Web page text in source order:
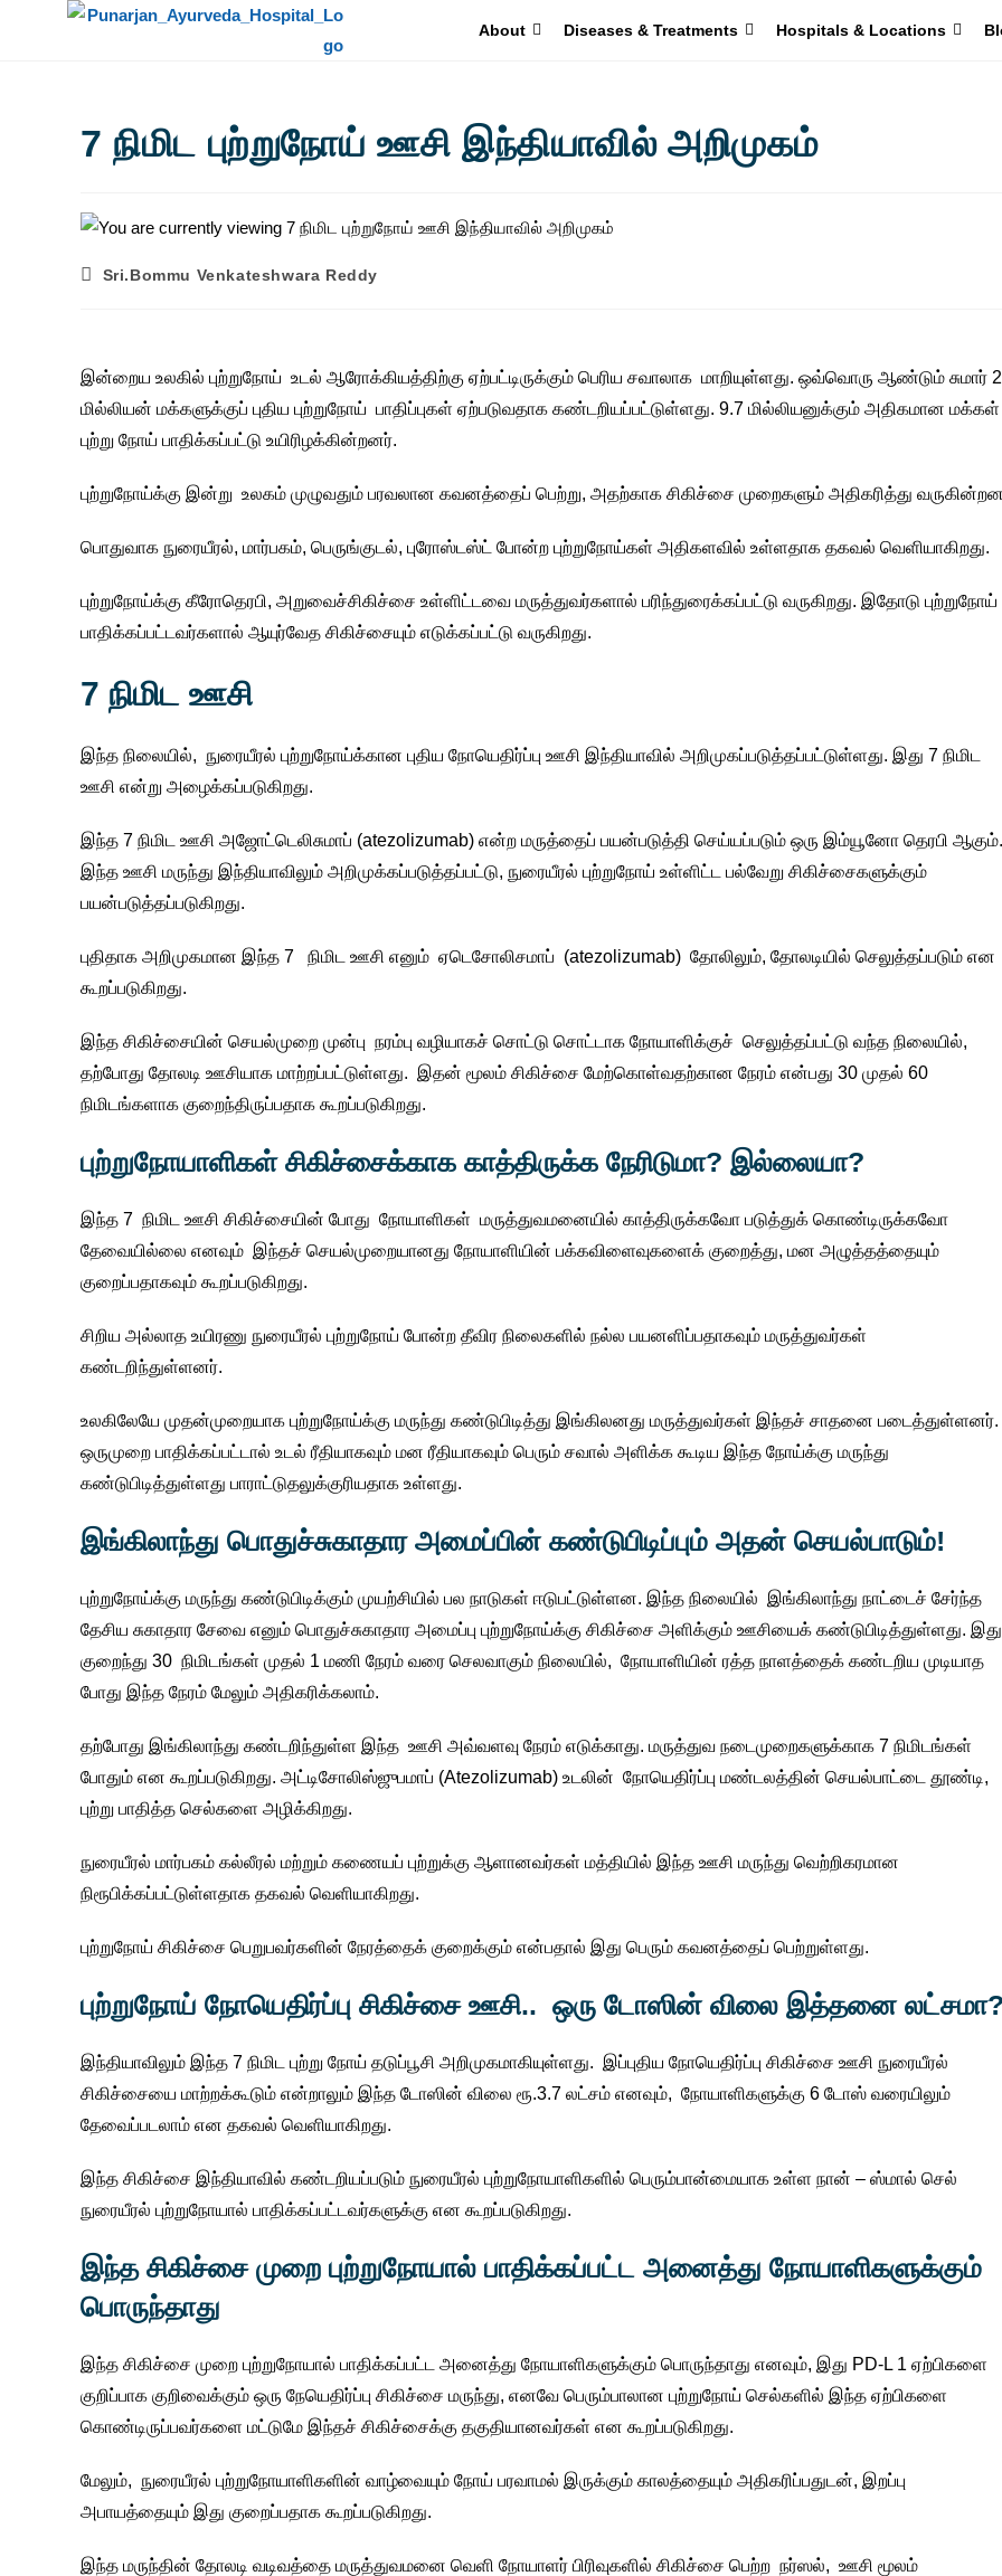
About Diseases & Treatments Hospitals & Locations
7 நிமிட புற்றுநோய் ஊசி இந்தியாவில் அறிமுகம்
Sri.Bommu Venkateshwara Reddy
இன்றைய உலகில் புற்றுநோய் உடல் ஆரோக்கியத்திற்கு ஏற்பட்டிருக்கும் பெரிய சவாலாக மாறியுள்ளது. ஒவ்வொரு ஆண்டும் சுமார்
மில்லியன் மக்களுக்குப் புதிய புற்றுநோய் பாதிப்புகள் ஏற்படுவதாக கண்டறியப்பட்டுள்ளது. 9.7 மில்லியனுக்கும் அதிகமான மக்கள்
புற்று நோய் பாதிக்கப்பட்டு உயிரிழக்கின்றனர்.
புற்றுநோய்க்கு இன்று உலகம் முழுவதும் பரவலான கவனத்தைப் பெற்று, அதற்காக சிகிச்சை முறைகளும் அதிகரித்து
பொதுவாக நுரையீரல், மார்பகம், பெருங்குடல், புரோஸ்டஸ்ட் போன்ற புற்றுநோய்கள் அதிகளவில் உள்ளதாக தகவல் வெளியாகிறது.
புற்றுநோய்க்கு கீரோதெரபி, அறுவைச்சிகிச்சை உள்ளிட்டவை மருத்துவர்களால் பரிந்துரைக்கப்பட்டு வருகிறது. இதோடு புற்றுநோய்
பாதிக்கப்பட்டவர்களால் ஆயுர்வேத சிகிச்சையும் எடுக்கப்பட்டு வருகிறது.
7 நிமிட ஊசி
இந்த நிலையில், நுரையீரல் புற்றுநோய்க்கான புதிய நோயெதிர்ப்பு ஊசி இந்தியாவில் அறிமுகப்படுத்தப்பட்டுள்ளது. இது 7 நிமிட
ஊசி என்று அழைக்கப்படுகிறது.
இந்த 7 நிமிட ஊசி அஜோட்டெலிசுமாப் (atezolizumab) என்ற மருத்தைப் பயன்படுத்தி செய்யப்படும் ஒரு இம்யூனோ தெரபி ஆகும்.
இந்த ஊசி மருந்து இந்தியாவிலும் அறிமுக்கப்படுத்தப்பட்டு, நுரையீரல் புற்றுநோய் உள்ளிட்ட பல்வேறு சிகிச்சைகளுக்கும்
பயன்படுத்தப்படுகிறது.
புதிதாக அறிமுகமான இந்த 7 நிமிட ஊசி எனும் ஏடெசோலிசமாப் (atezolizumab) தோலிலும், தோலடியில் செலுத்தப்படும் என
கூறப்படுகிறது.
இந்த சிகிச்சையின் செயல்முறை முன்பு நரம்பு வழியாகச் சொட்டு சொட்டாக நோயாளிக்குச் செலுத்தப்பட்டு வந்த நிலையில்,
தற்போது தோலடி ஊசியாக மாற்றப்பட்டுள்ளது. இதன் மூலம் சிகிச்சை மேற்கொள்வதற்கான நேரம் என்பது 30 முதல் 60
நிமிடங்களாக குறைந்திருப்பதாக கூறப்படுகிறது.
புற்றுநோயாளிகள் சிகிச்சைக்காக காத்திருக்க நேரிடுமா? இல்லையா?
இந்த 7 நிமிட ஊசி சிகிச்சையின் போது நோயாளிகள் மருத்துவமனையில் காத்திருக்கவோ படுத்துக் கொண்டிருக்கவோ
தேவையில்லை எனவும் இந்தச் செயல்முறையானது நோயாளியின் பக்கவிளைவுகளைக் குறைத்து, மன அழுத்தத்தையும்
குறைப்பதாகவும் கூறப்படுகிறது.
சிறிய அல்லாத உயிரணு நுரையீரல் புற்றுநோய் போன்ற தீவிர நிலைகளில் நல்ல பயனளிப்பதாகவும் மருத்துவர்கள்
கண்டறிந்துள்ளனர்.
உலகிலேயே முதன்முறையாக புற்றுநோய்க்கு மருந்து கண்டுபிடித்து இங்கிலனது மருத்துவர்கள் இந்தச் சாதனை படைத்துள்ளனர்.
ஒருமுறை பாதிக்கப்பட்டால் உடல் ரீதியாகவும் மன ரீதியாகவும் பெரும் சவால் அளிக்க கூடிய இந்த நோய்க்கு மருந்து
கண்டுபிடித்துள்ளது பாராட்டுதலுக்குரியதாக உள்ளது.
இங்கிலாந்து பொதுச்சுகாதார அமைப்பின் கண்டுபிடிப்பும் அதன் செயல்பாடும்!
புற்றுநோய்க்கு மருந்து கண்டுபிடிக்கும் முயற்சியில் பல நாடுகள் ஈடுபட்டுள்ளன. இந்த நிலையில் இங்கிலாந்து நாட்டைச் சேர்ந்த
தேசிய சுகாதார சேவை எனும் பொதுச்சுகாதார அமைப்பு புற்றுநோய்க்கு சிகிச்சை அளிக்கும் ஊசியைக் கண்டுபிடித்துள்ளது. இது
குறைந்து 30 நிமிடங்கள் முதல் 1 மணி நேரம் வரை செலவாகும் நிலையில், நோயாளியின் ரத்த நாளத்தைக் கண்டறிய முடியாத
போது இந்த நேரம் மேலும் அதிகரிக்கலாம்.
தற்போது இங்கிலாந்து கண்டறிந்துள்ள இந்த ஊசி அவ்வளவு நேரம் எடுக்காது. மருத்துவ நடைமுறைகளுக்காக 7 நிமிடங்கள்
போதும் என கூறப்படுகிறது. அட்டிசோலிஸ்ஜுபமாப் (Atezolizumab) உடலின் நோயெதிர்ப்பு மண்டலத்தின் செயல்பாட்டை தூண்டி,
புற்று பாதித்த செல்களை அழிக்கிறது.
நுரையீரல் மார்பகம் கல்லீரல் மற்றும் கணையப் புற்றுக்கு ஆளானவர்கள் மத்தியில் இந்த ஊசி மருந்து வெற்றிகரமான
நிரூபிக்கப்பட்டுள்ளதாக தகவல் வெளியாகிறது.
புற்றுநோய் சிகிச்சை பெறுபவர்களின் நேரத்தைக் குறைக்கும் என்பதால் இது பெரும் கவனத்தைப் பெற்றுள்ளது.
புற்றுநோய் நோயெதிர்ப்பு சிகிச்சை ஊசி.. ஒரு டோஸின் விலை இத்தனை
இந்தியாவிலும் இந்த 7 நிமிட புற்று நோய் தடுப்பூசி அறிமுகமாகியுள்ளது. இப்புதிய நோயெதிர்ப்பு சிகிச்சை ஊசி நுரையீரல்
சிகிச்சையை மாற்றக்கூடும் என்றாலும் இந்த டோஸின் விலை ரூ.3.7 லட்சம் எனவும், நோயாளிகளுக்கு 6 டோஸ் வரையிலும்
தேவைப்படலாம் என தகவல் வெளியாகிறது.
இந்த சிகிச்சை இந்தியாவில் கண்டறியப்படும் நுரையீரல் புற்றுநோயாளிகளில் பெரும்பான்மையாக உள்ள நான் – ஸ்மால் செல்
நுரையீரல் புற்றுநோயால் பாதிக்கப்பட்டவர்களுக்கு என கூறப்படுகிறது.
இந்த சிகிச்சை முறை புற்றுநோயால் பாதிக்கப்பட்ட அனைத்து நோயாளிகளுக்கும்
பொருந்தாது
இந்த சிகிச்சை முறை புற்றுநோயால் பாதிக்கப்பட்ட அனைத்து நோயாளிகளுக்கும் பொருந்தாது எனவும், இது PD-L 1 ஏற்பிகளை
குறிப்பாக குறிவைக்கும் ஒரு நேயெதிர்ப்பு சிகிச்சை மருந்து, எனவே பெரும்பாலான புற்றுநோய் செல்களில் இந்த ஏற்பிகளை
கொண்டிருப்பவர்களை மட்டுமே இந்தச் சிகிச்சைக்கு தகுதியானவர்கள் என கூறப்படுகிறது.
மேலும், நுரையீரல் புற்றுநோயாளிகளின் வாழ்வையும் நோய் பரவாமல் இருக்கும் காலத்தையும் அதிகரிப்பதுடன், இறப்பு
அபாயத்தையும் இது குறைப்பதாக கூறப்படுகிறது.
இந்த மருந்தின் தோலடி வடிவத்தை மருத்துவமனை வெளி நோயாளர் பிரிவுகளில் சிகிச்சை பெற்ற நர்ஸல், ஊசி மூலம்